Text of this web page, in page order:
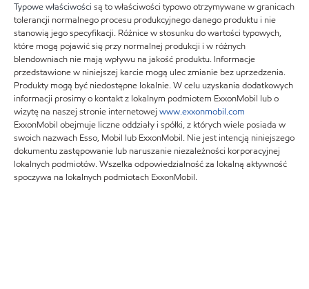
Typowe właściwości są to właściwości typowo otrzymywane w granicach
tolerancji normalnego procesu produkcyjnego danego produktu i nie
stanowią jego specyfikacji. Różnice w stosunku do wartości typowych,
które mogą pojawić się przy normalnej produkcji i w różnych
blendowniach nie mają wpływu na jakość produktu. Informacje
przedstawione w niniejszej karcie mogą ulec zmianie bez uprzedzenia.
Produkty mogą być niedostępne lokalnie. W celu uzyskania dodatkowych
informacji prosimy o kontakt z lokalnym podmiotem ExxonMobil lub o
wizytę na naszej stronie internetowej www.exxonmobil.com
ExxonMobil obejmuje liczne oddziały i spółki, z których wiele posiada w
swoich nazwach Esso, Mobil lub ExxonMobil. Nie jest intencją niniejszego
dokumentu zastępowanie lub naruszanie niezależności korporacyjnej
lokalnych podmiotów. Wszelka odpowiedzialność za lokalną aktywność
spoczywa na lokalnych podmiotach ExxonMobil.